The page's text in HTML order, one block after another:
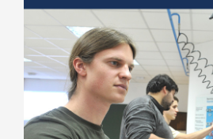
> Научно-истраживачки пројекти
> Међународни пројекти
> Научни скупови